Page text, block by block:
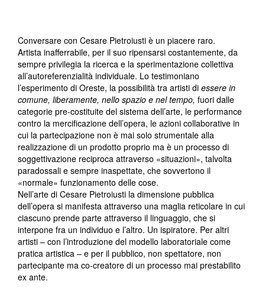
Conversare con Cesare Pietroiusti è un piacere raro.
Artista inafferrabile, per il suo ripensarsi costantemente, da
sempre privilegia la ricerca e la sperimentazione collettiva
all’autoreferenzialità individuale. Lo testimoniano
l’esperimento di Oreste, la possibilità tra artisti di essere in
comune, liberamente, nello spazio e nel tempo, fuori dalle
categorie pre-costituite del sistema dell’arte, le performance
contro la mercificazione dell’opera, le azioni collaborative in
cui la partecipazione non è mai solo strumentale alla
realizzazione di un prodotto proprio ma è un processo di
soggettivazione reciproca attraverso «situazioni», talvolta
paradossali e sempre inaspettate, che sovvertono il
«normale» funzionamento delle cose.
Nell’arte di Cesare Pietroiusti la dimensione pubblica
dell’opera si manifesta attraverso una maglia reticolare in cui
ciascuno prende parte attraverso il linguaggio, che si
interpone fra un individuo e l’altro. Un ispiratore. Per altri
artisti – con l’introduzione del modello laboratoriale come
pratica artistica – e per il pubblico, non spettatore, non
partecipante ma co-creatore di un processo mai prestabilito
ex ante.